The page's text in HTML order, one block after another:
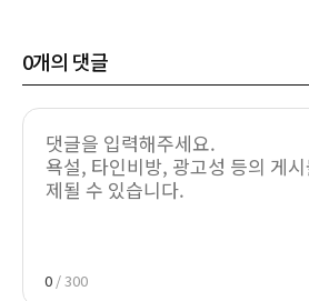
0개의 댓글
0 / 300